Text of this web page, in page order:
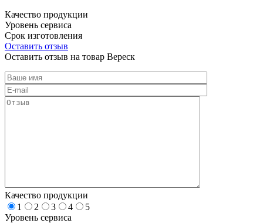
Качество продукции
Уровень сервиса
Срок изготовления
Оставить отзыв
Оставить отзыв на товар Вереск
Качество продукции
1
2 3 4
5
Уровень сервиса